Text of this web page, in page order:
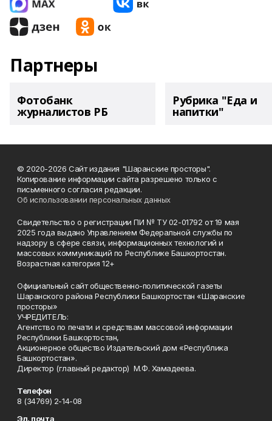
Партнеры
Фотобанк
журналистов РБ
Рубрика "Еда и
напитки"
© 2020-2026 Сайт издания "Шаранские просторы".
Копирование информации сайта разрешено только с
письменного согласия редакции.
Об использовании персональных данных
Свидетельство о регистрации ПИ № ТУ 02-01792 от 19 мая
2025 года выдано Управлением Федеральной службы по
надзору в сфере связи, информационных технологий и
массовых коммуникаций по Республике Башкортостан.
Возрастная категория 12+
Официальный сайт общественно-политической газеты
Шаранского района Республики Башкортостан «Шаранские
просторы»
УЧРЕДИТЕЛЬ:
Агентство по печати и средствам массовой информации
Республики Башкортостан,
Акционерное общество Издательский дом «Республика
Башкортостан».
Директор (главный редактор) М.Ф. Хамадеева.
Телефон
8 (34769) 2-14-08
Эл. почта